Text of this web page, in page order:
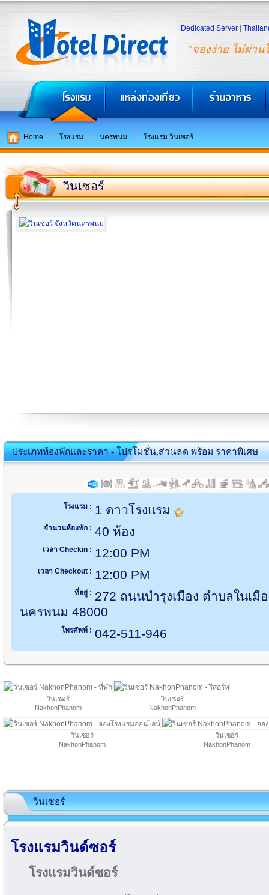
"จองง่าย ไม่ผ่าน
Dedicated Server
Home โรงแรม นครพนม โรงแรม วินเซอร์
วินเซอร์
ประเภทห้องพักและราคา - โปรโมชั่น,ส่วนลด พร้อม ราคาพิเศษ
โรงแรม : 1 ดาวโรงแรม
จำนวนห้องพัก : 40 ห้อง
เวลา Checkin : 12:00 PM
เวลา Checkout : 12:00 PM
ที่อยู่ : 272 ถนนบำรุงเมือง ตำบลในเมื
นครพนม 48000
โทรศัพท์ : 042-511-946
วินเซอร์
NakhonPhanom
วินเซอร์
NakhonPhanom
วินเซอร์
NakhonPhanom
วินเซอร์
NakhonPhanom
วินเซอร์
โรงแรมวินด์ซอร์
โรงแรมวินด์ซอร์